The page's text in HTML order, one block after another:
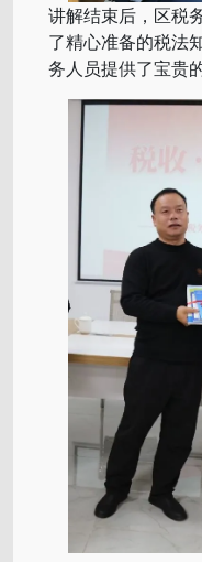
讲解结束后，区税
了精心准备的税法
务人员提供了宝贵